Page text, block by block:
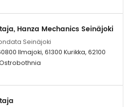
Hanza Mechanics Seinäjoki
Seinäjoki
Ilmajoki, 61300 Kurikka, 62100